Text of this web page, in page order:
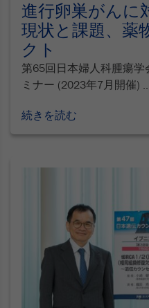
進行卵巣がんに
現状と課題、薬
クト
第65回日本婦人科腫瘍
ミナー (2023年7月開催)
続きを読む